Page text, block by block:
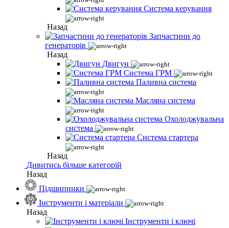
Система керування
Назад
Запчастини до
генераторів
Назад
Двигун
Система ГРМ
Паливна система
Масляна система
Охолоджувальна
система
Система стартера
Назад
Дивитись більше категорій
Назад
Підшипники
Інструменти і матеріали
Назад
Інструменти і ключі